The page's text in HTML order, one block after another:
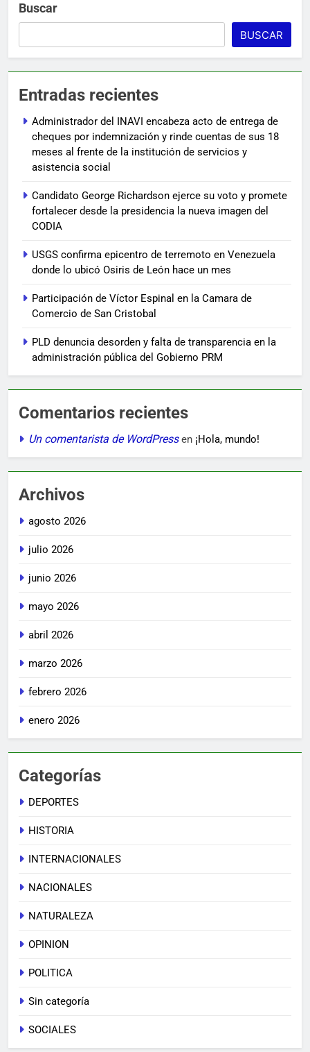
Buscar
BUSCAR
Entradas recientes
Administrador del INAVI encabeza acto de entrega de
cheques por indemnización y rinde cuentas de sus 18
meses al frente de la institución de servicios y
asistencia social
Candidato George Richardson ejerce su voto y promete
fortalecer desde la presidencia la nueva imagen del
CODIA
USGS confirma epicentro de terremoto en Venezuela
donde lo ubicó Osiris de León hace un mes
Participación de Víctor Espinal en la Camara de
Comercio de San Cristobal
PLD denuncia desorden y falta de transparencia en la
administración pública del Gobierno PRM
Comentarios recientes
Un comentarista de WordPressen ¡Hola, mundo!
Archivos
agosto 2026
julio 2026
junio 2026
mayo 2026
abril 2026
marzo 2026
febrero 2026
enero 2026
Categorías
DEPORTES
HISTORIA
INTERNACIONALES
NACIONALES
NATURALEZA
OPINION
POLITICA
Sin categoría
SOCIALES